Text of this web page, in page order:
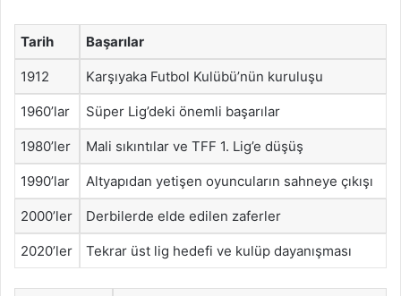
Tarih Başarılar
1912 Karşıyaka Futbol Kulübü’nün kuruluşu
1960’lar Süper Lig’deki önemli başarılar
1980’ler Mali sıkıntılar ve TFF 1. Lig’e düşüş
1990’lar Altyapıdan yetişen oyuncuların sahneye çıkışı
2000’ler Derbilerde elde edilen zaferler
2020’ler Tekrar üst lig hedefi ve kulüp dayanışması